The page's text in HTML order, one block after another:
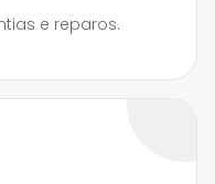
e reparos.